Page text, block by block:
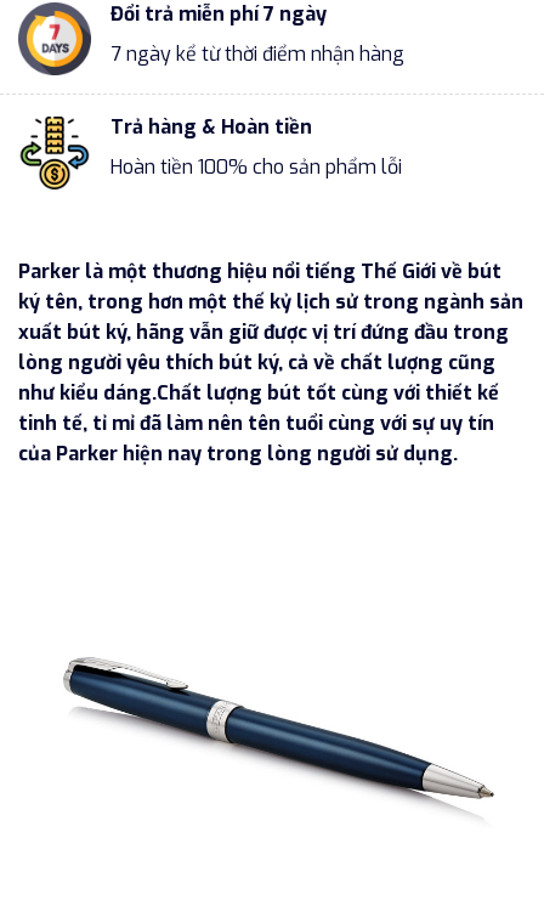
Đổi trả miễn phí 7 ngày
7 ngày kể từ thời điểm nhận hàng
Trả hàng & Hoàn tiền
Hoàn tiền 100% cho sản phẩm lỗi
Parker là một thương hiệu nổi tiếng Thế Giới về bút
ký tên, trong hơn một thế kỷ lịch sử trong ngành sản
xuất bút ký, hãng vẫn giữ được vị trí đứng đầu trong
lòng người yêu thích bút ký, cả về chất lượng cũng
như kiểu dáng.Chất lượng bút tốt cùng với thiết kế
tinh tế, tỉ mỉ đã làm nên tên tuổi cùng với sự uy tín
của Parker hiện nay trong lòng người sử dụng.